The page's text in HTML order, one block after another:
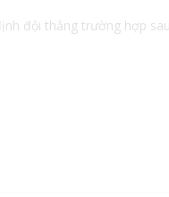
đội thắng trường hợp